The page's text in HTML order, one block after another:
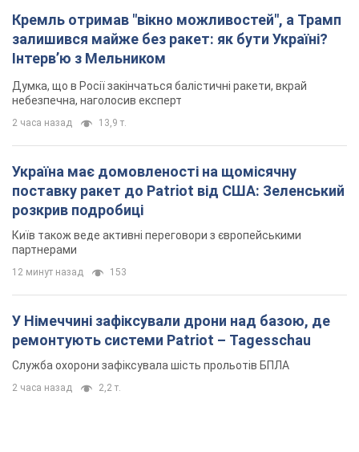
Кремль отримав "вікно можливостей", а Трамп
залишився майже без ракет: як бути Україні?
Інтерв’ю з Мельником
Думка, що в Росії закінчаться балістичні ракети, вкрай
небезпечна, наголосив експерт
2 часа назад 13,9 т.
Україна має домовленості на щомісячну
поставку ракет до Patriot від США: Зеленський
розкрив подробиці
Київ також веде активні переговори з європейськими
партнерами
12 минут назад 153
У Німеччині зафіксували дрони над базою, де
ремонтують системи Patriot – Tagesschau
Служба охорони зафіксувала шість прольотів БПЛА
2 часа назад 2,2 т.